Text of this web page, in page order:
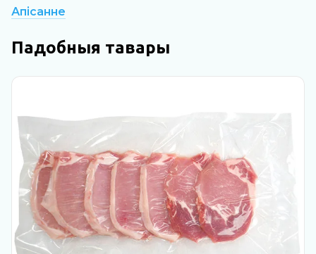
Апісанне
Падобныя тавары